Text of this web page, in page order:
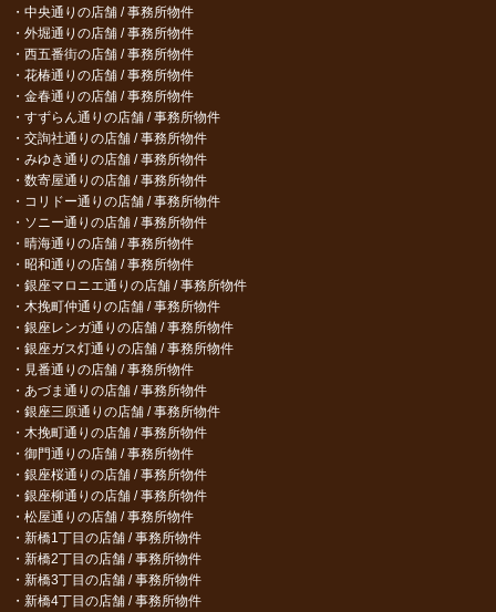
中央通りの店舗 / 事務所物件
外堀通りの店舗 / 事務所物件
西五番街の店舗 / 事務所物件
花椿通りの店舗 / 事務所物件
金春通りの店舗 / 事務所物件
すずらん通りの店舗 / 事務所物件
交詢社通りの店舗 / 事務所物件
みゆき通りの店舗 / 事務所物件
数寄屋通りの店舗 / 事務所物件
コリドー通りの店舗 / 事務所物件
ソニー通りの店舗 / 事務所物件
晴海通りの店舗 / 事務所物件
昭和通りの店舗 / 事務所物件
銀座マロニエ通りの店舗 / 事務所物件
木挽町仲通りの店舗 / 事務所物件
銀座レンガ通りの店舗 / 事務所物件
銀座ガス灯通りの店舗 / 事務所物件
見番通りの店舗 / 事務所物件
あづま通りの店舗 / 事務所物件
銀座三原通りの店舗 / 事務所物件
木挽町通りの店舗 / 事務所物件
御門通りの店舗 / 事務所物件
銀座桜通りの店舗 / 事務所物件
銀座柳通りの店舗 / 事務所物件
松屋通りの店舗 / 事務所物件
新橋1丁目の店舗 / 事務所物件
新橋2丁目の店舗 / 事務所物件
新橋3丁目の店舗 / 事務所物件
新橋4丁目の店舗 / 事務所物件